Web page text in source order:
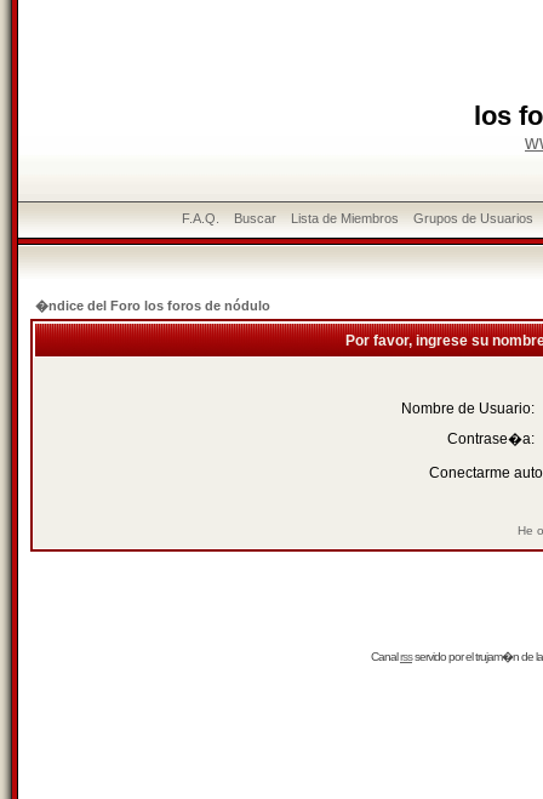
los
F.A.Q. Buscar Lista de Miembros Grupos de Usuarios
�ndice del Foro los foros de nódulo
Por favor, ingrese su
Nombre de Usuario:
Contrase�a:
Conectarme
He
Canalrssservido por eltrujam�nde